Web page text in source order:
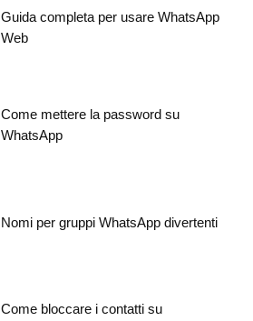
Guida completa per usare WhatsApp
Web
Come mettere la password su
WhatsApp
Nomi per gruppi WhatsApp divertenti
Come bloccare i contatti su